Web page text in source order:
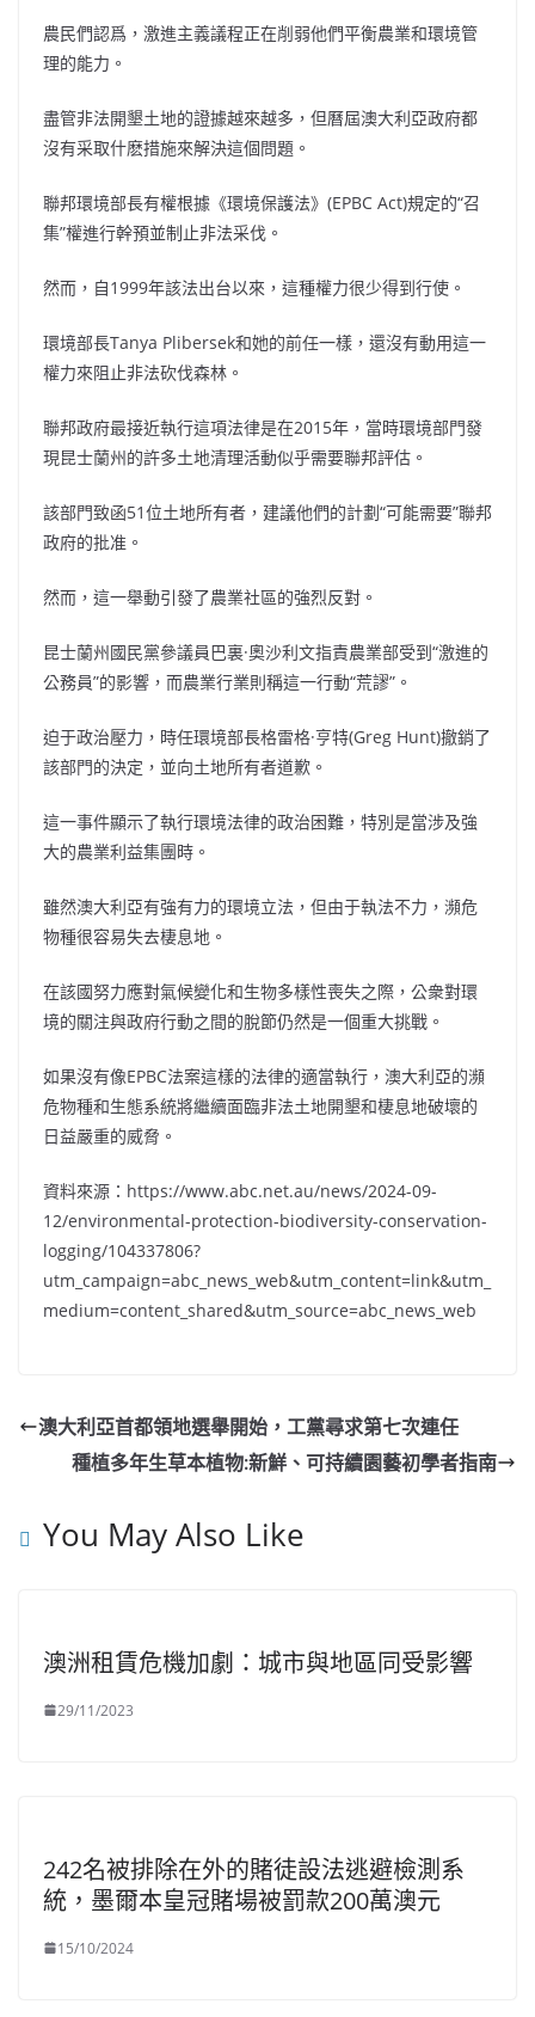
農民們認爲，激進主義議程正在削弱他們平衡農業和環境管
理的能力。
盡管非法開墾土地的證據越來越多，但曆屆澳大利亞政府都
沒有采取什麽措施來解決這個問題。
聯邦環境部長有權根據《環境保護法》(EPBC Act)規定的“召
集”權進行幹預並制止非法采伐。
然而，自1999年該法出台以來，這種權力很少得到行使。
環境部長Tanya Plibersek和她的前任一樣，還沒有動用這一
權力來阻止非法砍伐森林。
聯邦政府最接近執行這項法律是在2015年，當時環境部門發
現昆士蘭州的許多土地清理活動似乎需要聯邦評估。
該部門致函51位土地所有者，建議他們的計劃“可能需要”聯邦
政府的批准。
然而，這一舉動引發了農業社區的強烈反對。
昆士蘭州國民黨參議員巴裏·奧沙利文指責農業部受到“激進的
公務員”的影響，而農業行業則稱這一行動“荒謬”。
迫于政治壓力，時任環境部長格雷格·亨特(Greg Hunt)撤銷了
該部門的決定，並向土地所有者道歉。
這一事件顯示了執行環境法律的政治困難，特別是當涉及強
大的農業利益集團時。
雖然澳大利亞有強有力的環境立法，但由于執法不力，瀕危
物種很容易失去棲息地。
在該國努力應對氣候變化和生物多樣性喪失之際，公衆對環
境的關注與政府行動之間的脫節仍然是一個重大挑戰。
如果沒有像EPBC法案這樣的法律的適當執行，澳大利亞的瀕
危物種和生態系統將繼續面臨非法土地開墾和棲息地破壞的
日益嚴重的威脅。
資料來源：https://www.abc.net.au/news/2024-09-
12/environmental-protection-biodiversity-conservation-
logging/104337806?
utm_campaign=abc_news_web&utm_content=link&utm_
medium=content_shared&utm_source=abc_news_web
澳大利亞首都領地選舉開始，工黨尋求第七次連任
種植多年生草本植物:新鮮、可持續園藝初學者指南
You May Also Like
澳洲租賃危機加劇：城市與地區同受影響
29/11/2023
242名被排除在外的賭徒設法逃避檢測系
統，墨爾本皇冠賭場被罰款200萬澳元
15/10/2024